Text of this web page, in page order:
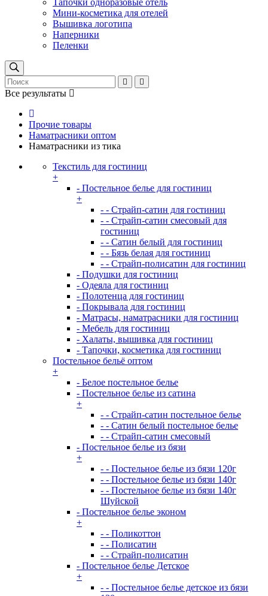
Мини-косметика для отелей
Вышивка логотипа
Наперники
Пеленки
Все результаты
Прочие товары
Наматрасники оптом
Наматрасники из тика
Текстиль для гостиниц
+
- Постельное белье для гостиниц
+
- - Страйп-сатин для гостиниц
- - Страйп-сатин смесовый для
гостиниц
- - Сатин белый для гостиниц
- - Бязь белая для гостиниц
- - Страйп-полисатин для гостиниц
- Подушки для гостиниц
- Одеяла для гостиниц
- Полотенца для гостиниц
- Покрывала для гостиниц
- Матрасы, наматрасники для гостиниц
- Мебель для гостиниц
- Халаты, вышивка для гостиниц
- Тапочки, косметика для гостиниц
Постельное бельё оптом
+
- Белое постельное белье
- Постельное белье из сатина
+
- - Страйп-сатин постельное белье
- - Сатин белый постельное белье
- - Страйп-сатин смесовый
- Постельное белье из бязи
+
- - Постельное белье из бязи 120г
- - Постельное белье из бязи 140г
- - Постельное белье из бязи 140г
Шуйской
- Постельное белье эконом
+
- - Поликоттон
- - Полисатин
- - Страйп-полисатин
- Постельное белье Детское
+
- - Постельное белье детское из бязи